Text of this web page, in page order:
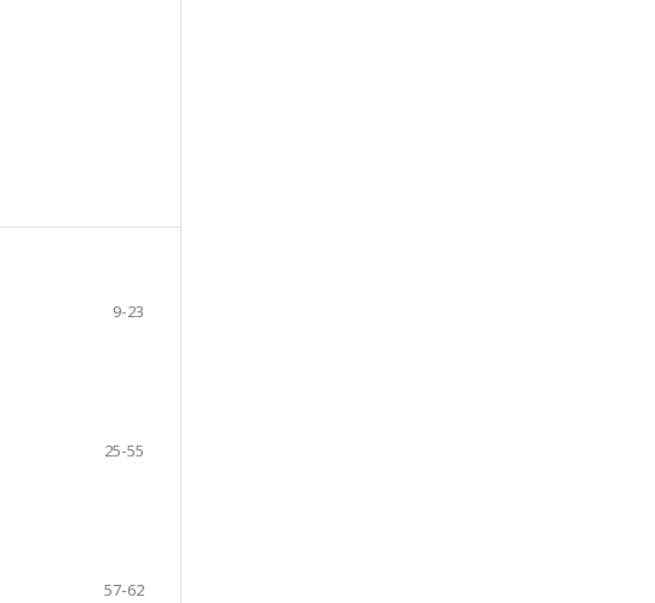
9-23
25-55
57-62